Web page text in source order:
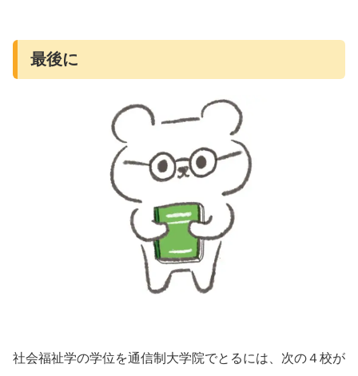
最後に
社会福祉学の学位を通信制大学院でとるには、次の４校が